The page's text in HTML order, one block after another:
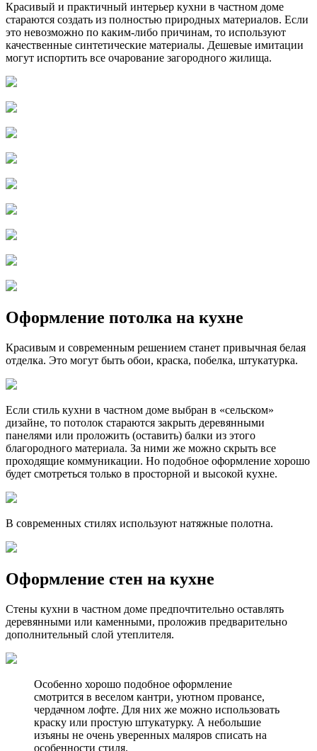
Красивый и практичный интерьер кухни в частном доме
стараются создать из полностью природных материалов. Если
это невозможно по каким-либо причинам, то используют
качественные синтетические материалы. Дешевые имитации
могут испортить все очарование загородного жилища.
Оформление потолка на кухне
Красивым и современным решением станет привычная белая
отделка. Это могут быть обои, краска, побелка, штукатурка.
Если стиль кухни в частном доме выбран в «сельском»
дизайне, то потолок стараются закрыть деревянными
панелями или проложить (оставить) балки из этого
благородного материала. За ними же можно скрыть все
проходящие коммуникации. Но подобное оформление хорошо
будет смотреться только в просторной и высокой кухне.
В современных стилях используют натяжные полотна.
Оформление стен на кухне
Стены кухни в частном доме предпочтительно оставлять
деревянными или каменными, проложив предварительно
дополнительный слой утеплителя.
Особенно хорошо подобное оформление
смотрится в веселом кантри, уютном провансе,
чердачном лофте. Для них же можно использовать
краску или простую штукатурку. А небольшие
изъяны не очень уверенных маляров списать на
особенности стиля.